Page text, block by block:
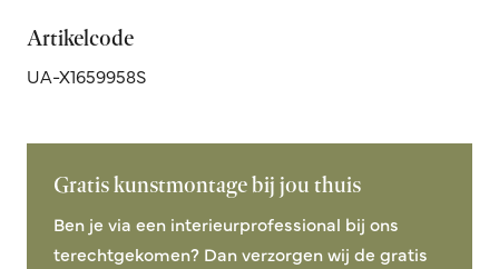
Artikelcode
UA-X1659958S
Gratis kunstmontage bij jou thuis
Ben je via een interieurprofessional bij ons
terechtgekomen? Dan verzorgen wij de gratis